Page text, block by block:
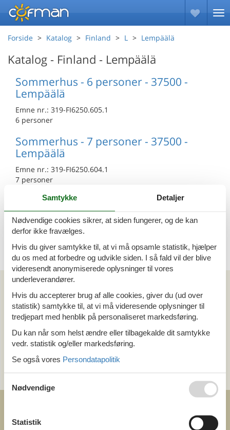
Forside Katalog Finland L Lempäälä
Katalog - Finland - Lempäälä
Sommerhus - 6 personer - 37500 -
Lempäälä
Emne nr.: 319-FI6250.605.1
6 personer
Sommerhus - 7 personer - 37500 -
Lempäälä
Emne nr.: 319-FI6250.604.1
7 personer
Sommerhus - 4 personer - 37500 -
Lempäälä
Emne nr.:319-FI6250.601.1
Kan vi hjælpe?
Ring (+45) 7877 0427
Man. - fre. 10.00-16.00
Lør. 10.00-14.00
Send en e-mail
Samtykke Detaljer
Nødvendige cookies sikrer, at siden fungerer, og de kan
derfor ikke fravælges.
Hvis du giver samtykke til, at vi må opsamle statistik, hjælper
du os med at forbedre og udvikle siden. I så fald vil der blive
videresendt anonymiserede oplysninger til vores
underleverandører.
Hvis du accepterer brug af alle cookies, giver du (ud over
statistik) samtykke til, at vi må videresende oplysninger til
tredjepart med henblik på personaliseret markedsføring.
Du kan når som helst ændre eller tilbagekalde dit samtykke
vedr. statistik og/eller markedsføring.
Se også vores Persondatapolitik
Nødvendige
Statistik